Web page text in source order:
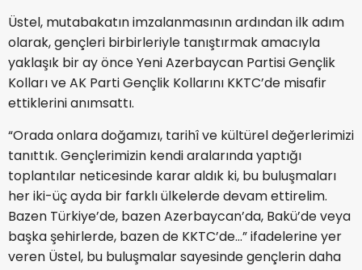
Üstel, mutabakatın imzalanmasının ardından ilk adım
olarak, gençleri birbirleriyle tanıştırmak amacıyla
yaklaşık bir ay önce Yeni Azerbaycan Partisi Gençlik
Kolları ve AK Parti Gençlik Kollarını KKTC’de misafir
ettiklerini anımsattı.
“Orada onlara doğamızı, tarihî ve kültürel değerlerimizi
tanıttık. Gençlerimizin kendi aralarında yaptığı
toplantılar neticesinde karar aldık ki, bu buluşmaları
her iki-üç ayda bir farklı ülkelerde devam ettirelim.
Bazen Türkiye’de, bazen Azerbaycan’da, Bakü’de veya
başka şehirlerde, bazen de KKTC’de…” ifadelerine yer
veren Üstel, bu buluşmalar sayesinde gençlerin daha